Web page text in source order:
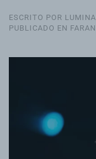
ESCRITO POR
PUBLICADO EN